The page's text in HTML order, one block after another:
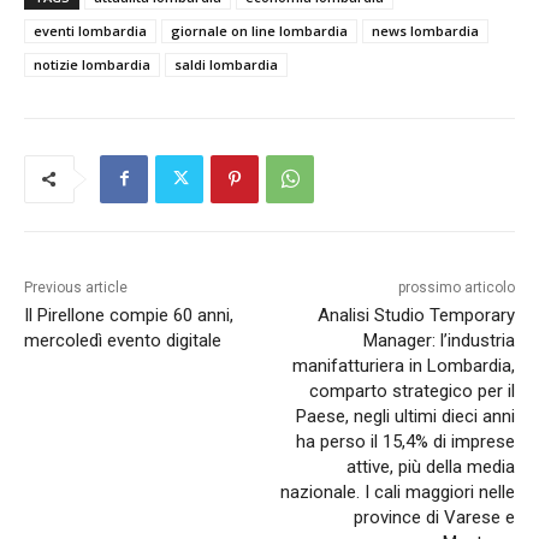
eventi lombardia
giornale on line lombardia
news lombardia
notizie lombardia
saldi lombardia
Previous article
Il Pirellone compie 60 anni,
mercoledì evento digitale
prossimo articolo
Analisi Studio Temporary
Manager: l’industria
manifatturiera in Lombardia,
comparto strategico per il
Paese, negli ultimi dieci anni
ha perso il 15,4% di imprese
attive, più della media
nazionale. I cali maggiori nelle
province di Varese e